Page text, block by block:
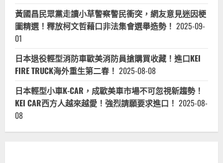
黃國昌民眾黨走讀小草警察警民衝突，網友意見迷因梗
圖精選！釋放柯文哲藉口非法集會選舉造勢！ 2025-09-
01
日本退役輕型消防車歐美消防員搶購買收藏！進口KEI
FIRE TRUCK海外重生第二春！ 2025-08-08
日本輕型小車K-CAR，成歐美車市場不可忽視新趨勢！
KEI CAR西方人越來越愛！強烈請願要求進口！ 2025-08-
08